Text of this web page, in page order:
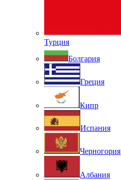
Турция
Болгария
Греция
Кипр
Испания
Черногория
Албания